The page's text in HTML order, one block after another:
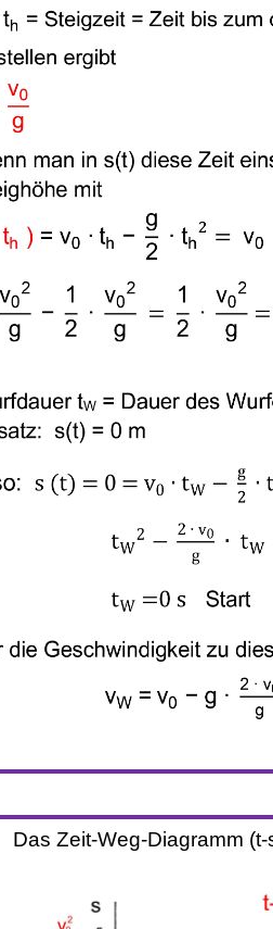
Das Zeit-Weg-Diagramm